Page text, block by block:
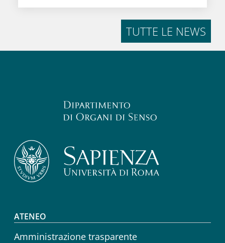
TUTTE LE NEWS
Footer menu
ATENEO
Amministrazione trasparente